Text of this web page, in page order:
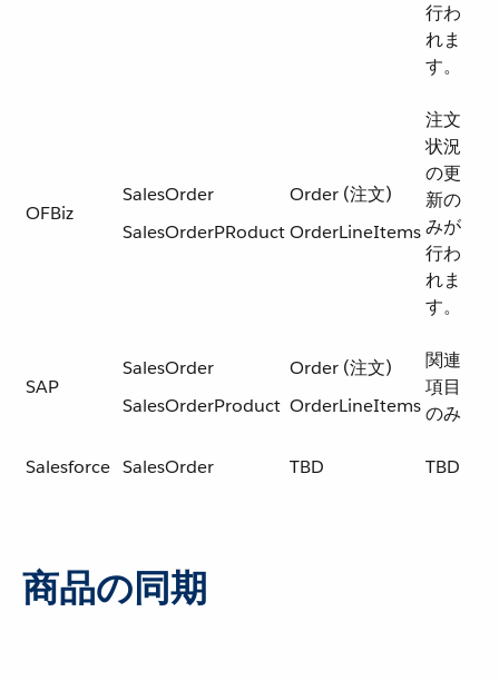
行わ
れま
す。
OFBiz
SalesOrder
SalesOrderPRoduct
Order (注文)
OrderLineItems
注文
状況
の更
新の
みが
行わ
れま
す。
SAP
SalesOrder
SalesOrderProduct
Order (注文)
OrderLineItems
関連
項目
のみ
Salesforce SalesOrder TBD TBD
商品の同期